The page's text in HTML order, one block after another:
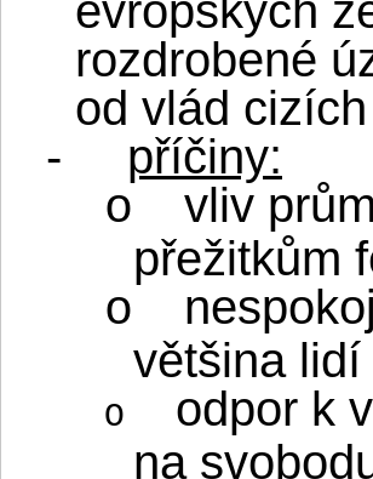
evropských
rozdrobené
od vlád
-
příčiny:
o
vliv
přežitkům
o
většina
o
odpor k
na